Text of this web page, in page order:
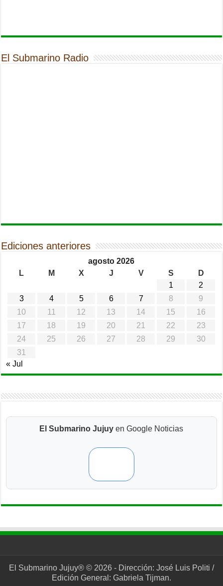
El Submarino Radio
Ediciones anteriores
agosto 2026
L
M X J V S
D
1
2
3
4 5 6 7 8
9
10
11 12 13 14 15
16
17
18 19 20 21 22
23
24
25 26 27 28 29
30
31
« Jul
El Submarino Jujuy en Google Noticias
El Submarino Jujuy® © 2026 - Dirección: José Luis Politi /
Edición General: Gabriela Tijman.